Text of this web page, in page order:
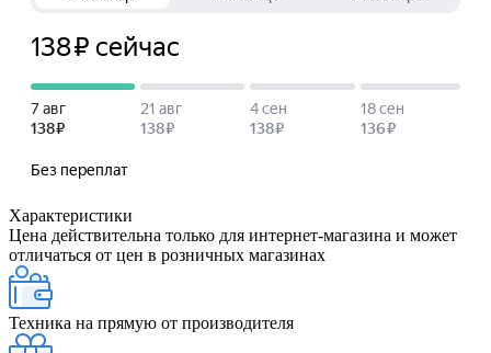
Характеристики
Цена действительна только для интернет-магазина и может
отличаться от цен в розничных магазинах
Техника на прямую от производителя